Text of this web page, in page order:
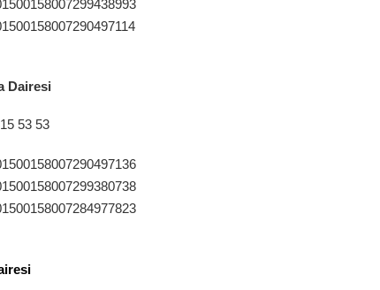
Dairesi
53 53